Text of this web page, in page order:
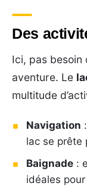
Des
Ici, pas
aventure. Le
multitude
Navigation
lac se prête
Baignade :
idéales